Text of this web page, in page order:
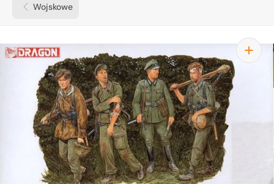
Wojskowe
Otwórz
media
1
w
widoku
galerii